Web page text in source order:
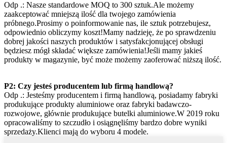
Odp .: Nasze standardowe MOQ to 300 sztuk.Ale możemy
zaakceptować mniejszą ilość dla twojego zamówienia
próbnego.Prosimy o poinformowanie nas, ile sztuk potrzebujesz,
odpowiednio obliczymy koszt!Mamy nadzieję, że po sprawdzeniu
dobrej jakości naszych produktów i satysfakcjonującej obsługi
będziesz mógł składać większe zamówienia!Jeśli mamy jakieś
produkty w magazynie, być może możemy zaoferować niższą ilość.
P2: Czy jesteś producentem lub firmą handlową?
Odp .: Jesteśmy producentem i firmą handlową, posiadamy fabryki
produkujące produkty aluminiowe oraz fabryki badawczo-
rozwojowe, głównie produkujące butelki aluminiowe.W 2019 roku
opracowaliśmy to szczudło i osiągnęliśmy bardzo dobre wyniki
sprzedaży.Klienci mają do wyboru 4 modele.